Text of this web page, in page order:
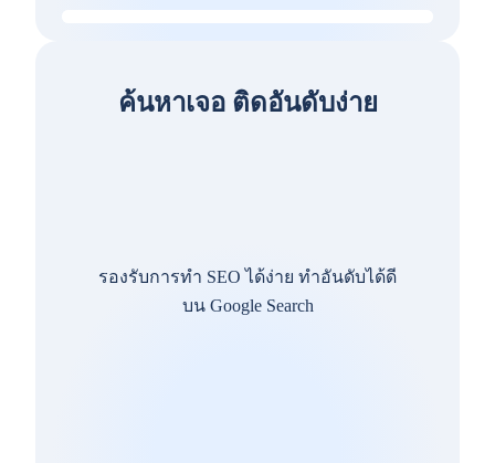
ค้นหาเจอ ติดอันดับง่าย
รองรับการทำ SEO ได้ง่าย ทำอันดับได้ดี
บน Google Search